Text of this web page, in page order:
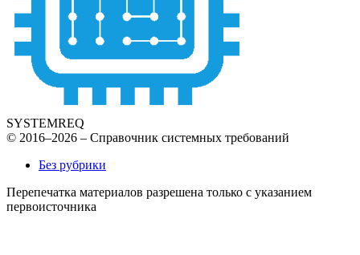
SYSTEMREQ
© 2016–2026 – Справочник системных требований
Без рубрики
Перепечатка материалов разрешена только с указанием
первоисточника